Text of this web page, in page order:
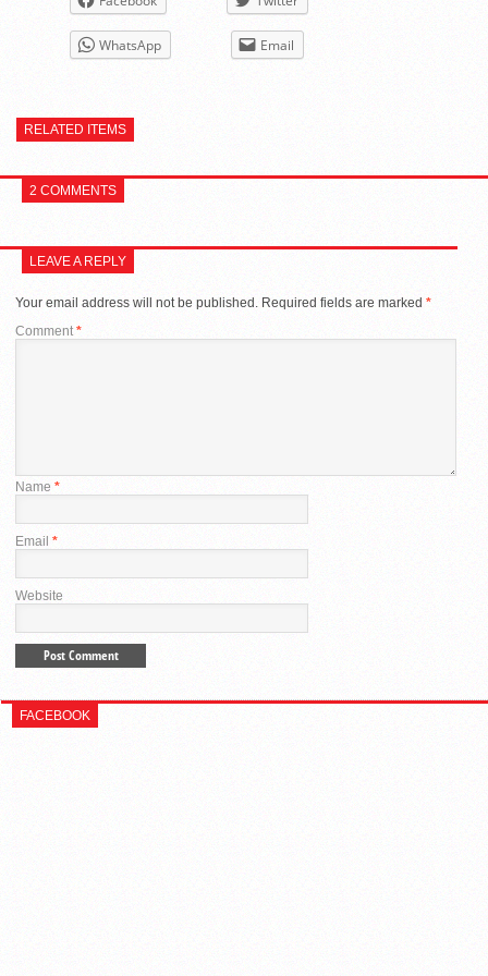
WhatsApp Email
RELATED ITEMS
2 COMMENTS
LEAVE A REPLY
Your email address will not be published. Required fields are marked *
Comment*
Name *
Email *
Website
FACEBOOK